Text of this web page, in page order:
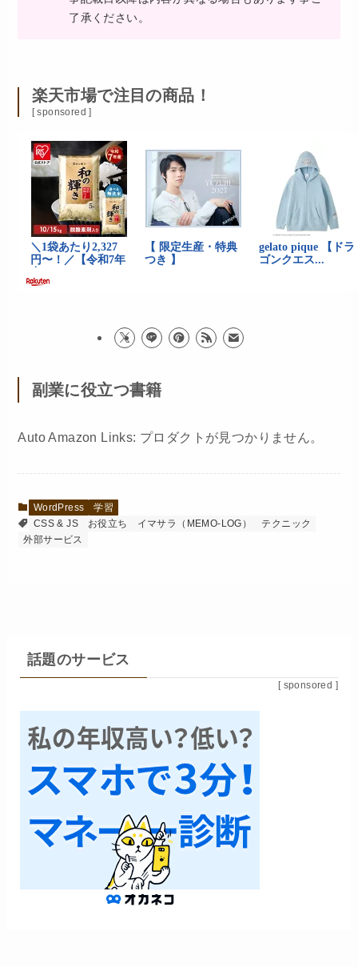
了承ください。
楽天市場で注目の商品！
[ sponsored ]
副業に役立つ書籍
Auto Amazon Links: プロダクトが見つかりません。
WordPress
学習
CSS & JS
お役立ち イマサラ（MEMO-LOG）
テクニック
外部サービス
話題のサービス
[ sponsored ]